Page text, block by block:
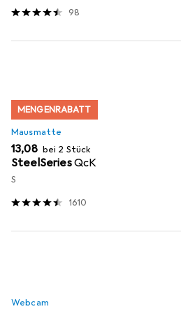
98
MENGENRABATT
Mausmatte
EUR
13,08 bei 2 Stück
SteelSeriesQcK
S
1610
Webcam